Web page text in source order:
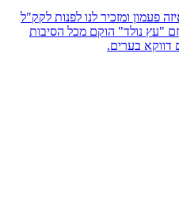
פעמון ומזכיר לנו לפנות לקק"ל
"עץ נולד" הוקם מכל הסיבות
דווקא בערים.